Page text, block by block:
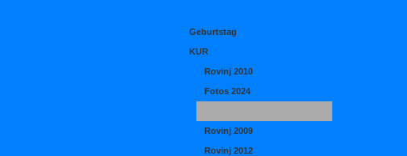
Geburtstag
KUR
Rovinj 2010
Fotos 2024
Rovinj 2009
Rovinj 2012